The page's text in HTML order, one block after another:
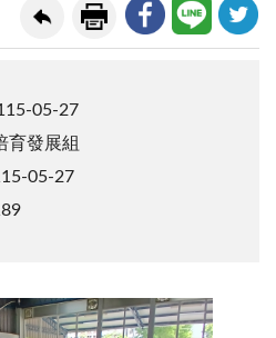
05-27
育發展組
05-27